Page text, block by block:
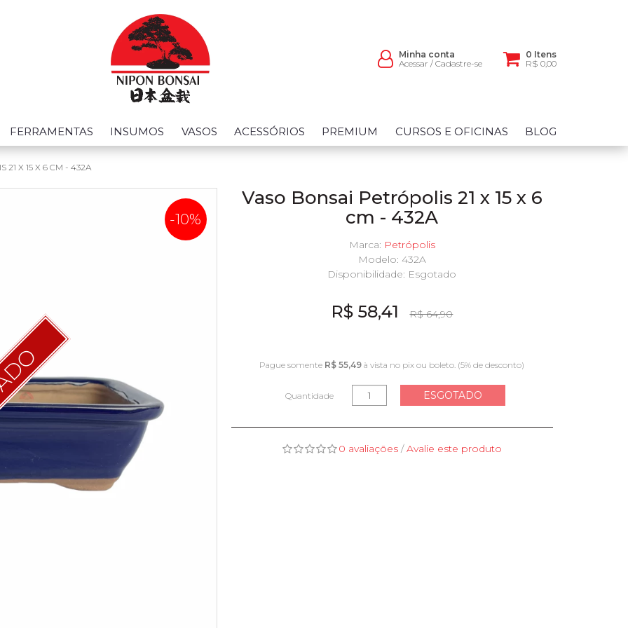
Minha conta
Acessar / Cadastre-se
0 Itens
R$ 0,00
FERRAMENTAS INSUMOS VASOS ACESSÓRIOS PREMIUM CURSOS E OFICINAS BLOG
21 X 15 X 6 CM - 432A
-10%
Vaso Bonsai Petrópolis 21 x 15 x 6
cm - 432A
Marca: Petrópolis
Modelo: 432A
Disponibilidade: Esgotado
R$ 64,90
R$ 58,41
Pague somente R$ 55,49 à vista no pix ou boleto. (5% de desconto)
Quantidade ESGOTADO
0 avaliações/Avalie este produto